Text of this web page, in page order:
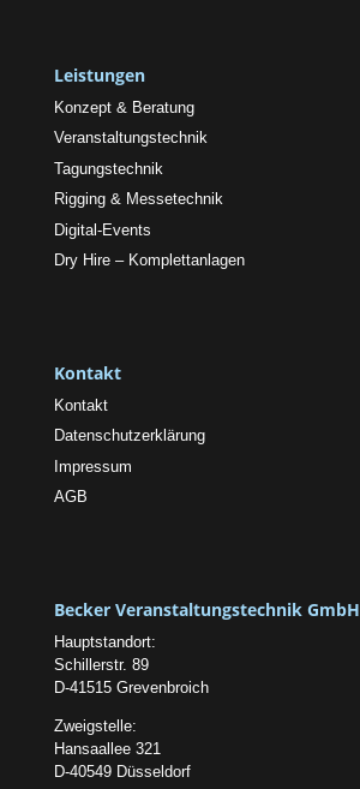
Leistungen
Konzept & Beratung
Veranstaltungstechnik
Tagungstechnik
Rigging & Messetechnik
Digital-Events
Dry Hire – Komplettanlagen
Kontakt
Kontakt
Datenschutzerklärung
Impressum
AGB
Becker Veranstaltungstechnik GmbH
Hauptstandort:
Schillerstr. 89
D-41515 Grevenbroich
Zweigstelle:
Hansaallee 321
D-40549 Düsseldorf